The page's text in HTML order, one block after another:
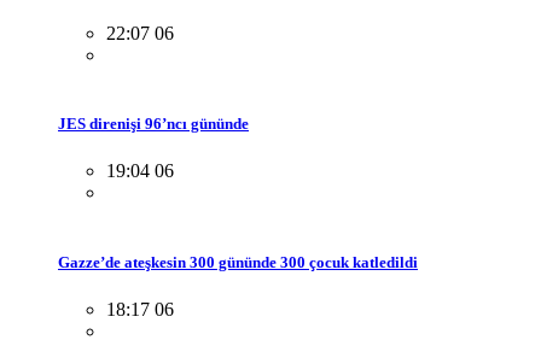
22:07 06
JES direnişi 96’ncı gününde
19:04 06
Gazze’de ateşkesin 300 gününde 300 çocuk katledildi
18:17 06